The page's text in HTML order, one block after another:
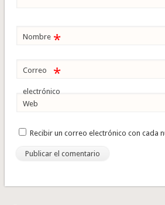
Nombre *
Correo
electrónico
*
Web
Recibir un correo electrónico con cada